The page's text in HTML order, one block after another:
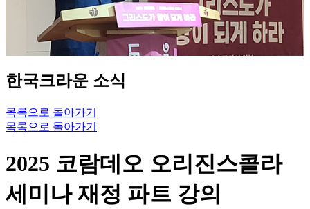
한국크라운 소식
목록으로 돌아가기
목록으로 돌아가기
2025 코람데오 오리진스콜라
세미나 재정 파트 강의